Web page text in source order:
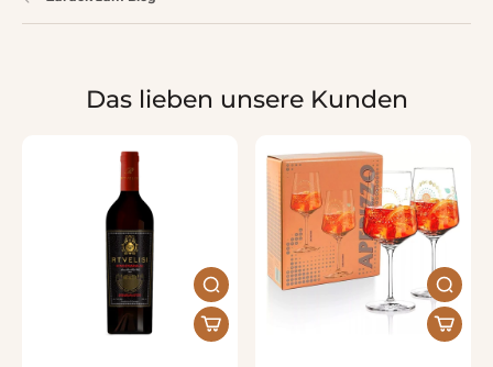
Das lieben unsere Kunden